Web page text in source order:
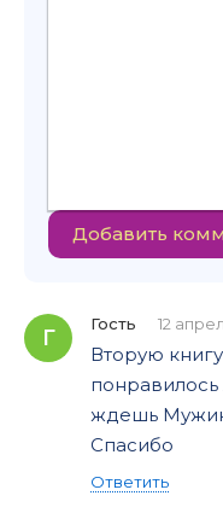
Добавить
Г
Гость 12
Вторую
ждешь
Спасибо
Ответить